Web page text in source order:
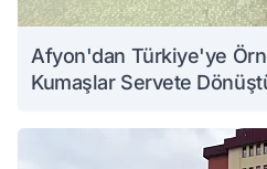
Afyon'dan Türkiye'ye
Kumaşlar Servete